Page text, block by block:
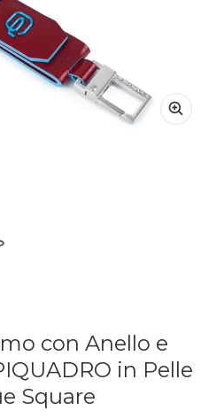
con Anello e
in Pelle
Square